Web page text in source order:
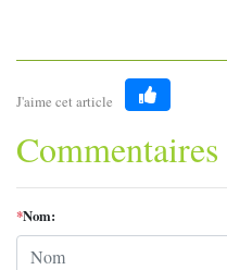
J'aime cet article
Like
Commentaires
*Nom: